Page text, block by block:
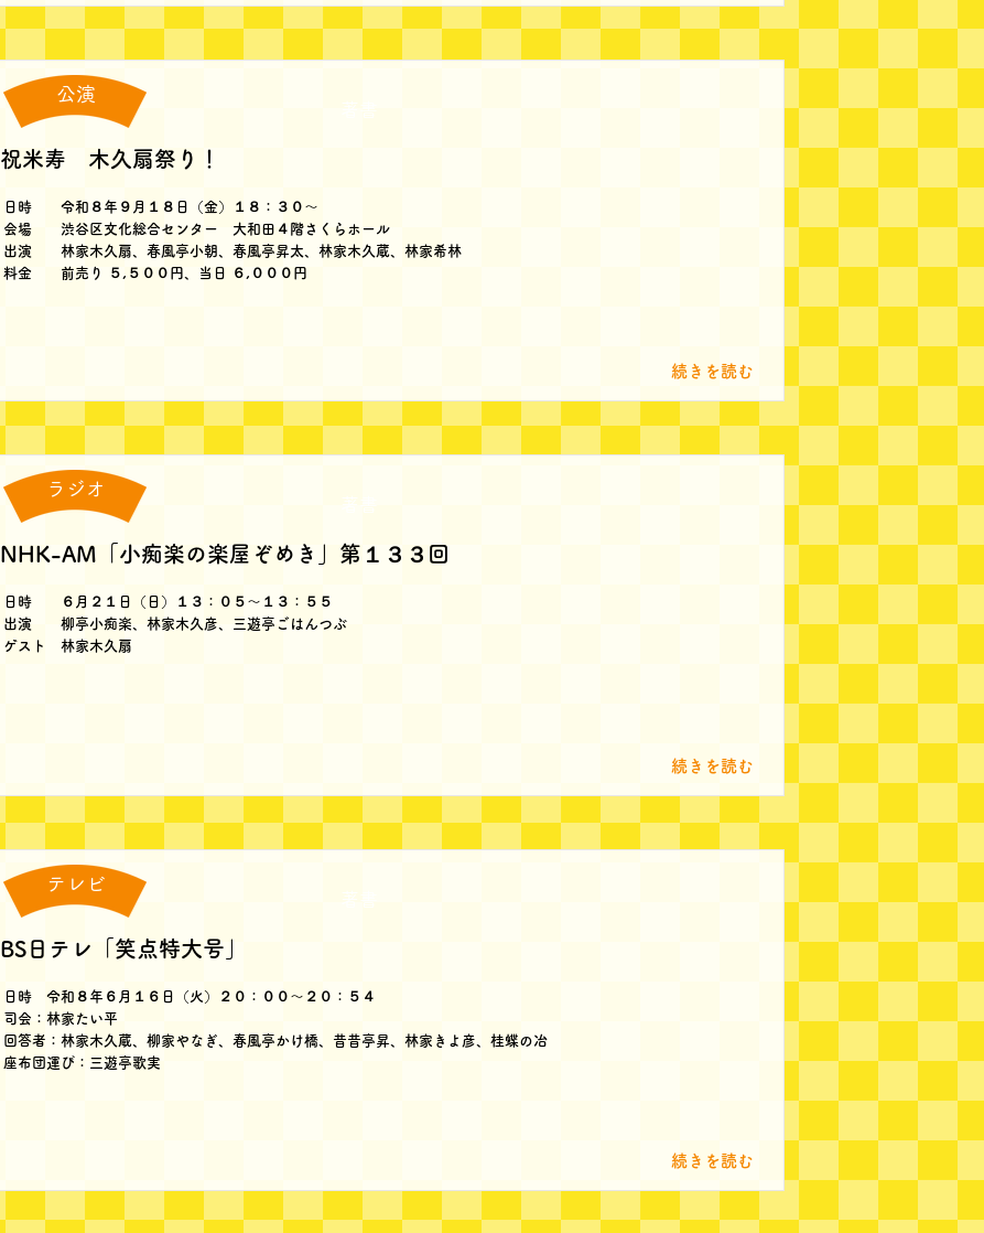
公演
祝米寿 木久扇祭り！
日時 令和８年９月１８日（金）１８：３０～
会場 渋谷区文化総合センター 大和田４階さくらホール
出演 林家木久扇、春風亭小朝、春風亭昇太、林家木久蔵、林家希林
料金 前売り ５,５００円、当日 ６,０００円
続きを読む
ラジオ
NHK-AM「小痴楽の楽屋ぞめき」第１３３回
日時 ６月２１日（日）１３：０５～１３：５５
出演 柳亭小痴楽、林家木久彦、三遊亭ごはんつぶ
ゲスト 林家木久扇
続きを読む
テレビ
BS日テレ「笑点特大号」
日時 令和８年６月１６日（火）２０：００～２０：５４
司会：林家たい平
回答者：林家木久蔵、柳家やなぎ、春風亭かけ橋、昔昔亭昇、林家きよ彦、桂蝶の冶
座布団運び：三遊亭歌実
続きを読む